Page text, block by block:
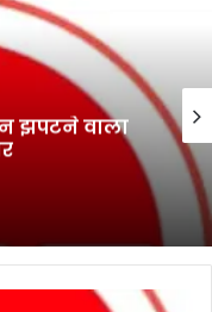
झपटने वाला